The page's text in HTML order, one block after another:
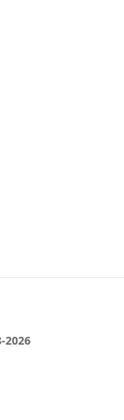
2026